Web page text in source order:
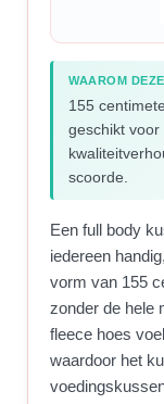
WAAROM
155
geschikt
scoorde.
Een full body
iedereen
vorm van 155
zonder de hele
fleece hoes
waardoor het